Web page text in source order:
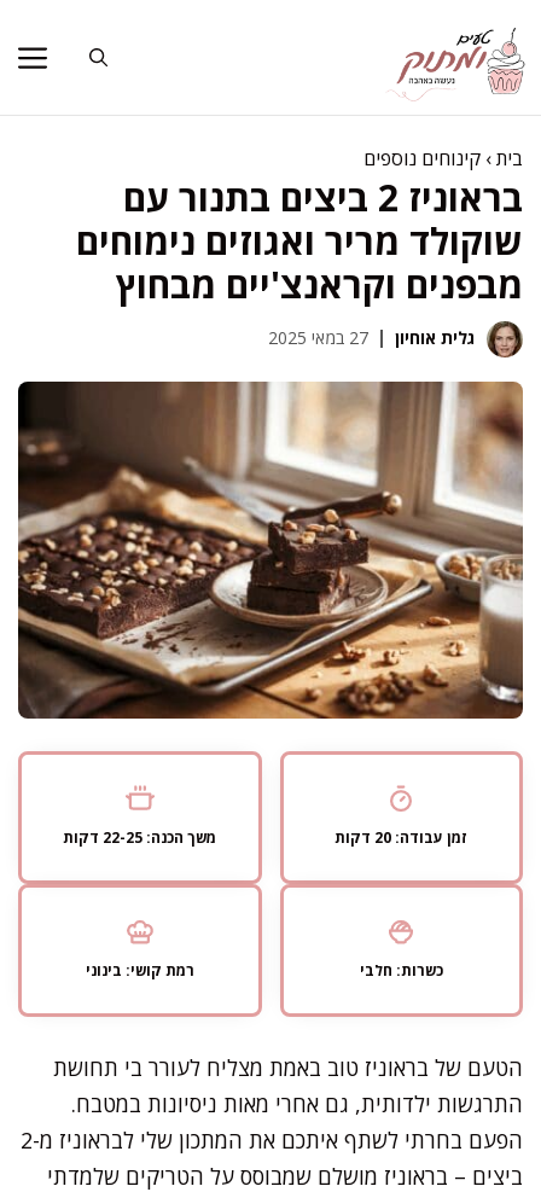
לתוכן
בית› קינוחים נוספים
בראוניז 2 ביצים בתנור עם
שוקולד מריר ואגוזים נימוחים
מבפנים וקראנצ'יים מבחוץ
גלית אוחיון 27 במאי 2025
זמן עבודה: 20 דקות משך הכנה: 22-25 דקות
כשרות: חלבי רמת קושי: בינוני
הטעם של בראוניז טוב באמת מצליח לעורר בי תחושת
התרגשות ילדותית, גם אחרי מאות ניסיונות במטבח.
הפעם בחרתי לשתף איתכם את המתכון שלי לבראוניז מ-2
ביצים – בראוניז מושלם שמבוסס על הטריקים שלמדתי